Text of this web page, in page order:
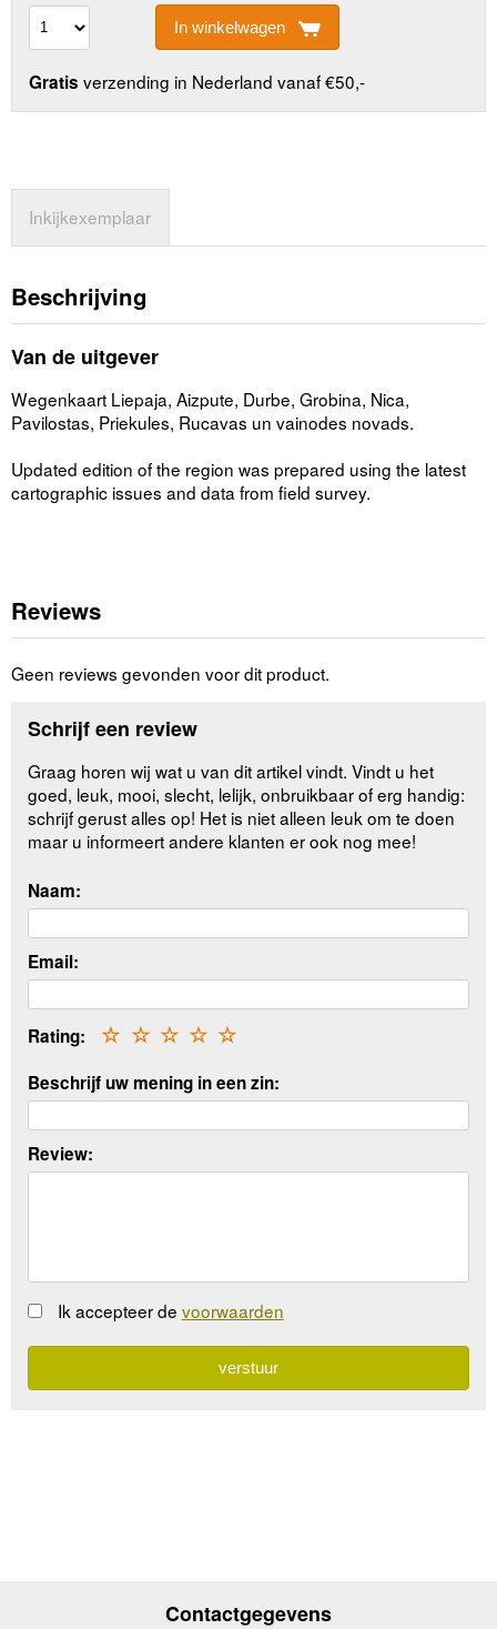
In winkelwagen
Gratis verzending in Nederland vanaf €50,-
Inkijkexemplaar
Beschrijving
Van de uitgever
Wegenkaart Liepaja, Aizpute, Durbe, Grobina, Nica,
Pavilostas, Priekules, Rucavas un vainodes novads.
Updated edition of the region was prepared using the latest
cartographic issues and data from field survey.
Reviews
Geen reviews gevonden voor dit product.
Schrijf een review
Graag horen wij wat u van dit artikel vindt. Vindt u het
goed, leuk, mooi, slecht, lelijk, onbruikbaar of erg handig:
schrijf gerust alles op! Het is niet alleen leuk om te doen
maar u informeert andere klanten er ook nog mee!
Naam:
Email:
Rating: ☆
☆
☆
☆
☆
Beschrijf uw mening in een zin:
Review:
Ik accepteer de voorwaarden
Contactgegevens